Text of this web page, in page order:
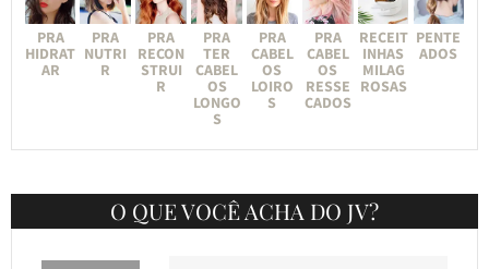
PRA
HIDRAT
AR
PRA
NUTRI
R
PRA
RECON
STRUI
R
PRA
TER
CABEL
OS
LONGO
S
PRA
CABEL
OS
LOIRO
S
PRA
CABEL
OS
RESSE
CADOS
RECEIT
INHAS
MILAG
ROSAS
PENTE
ADOS
O QUE VOCÊ ACHA DO JV?